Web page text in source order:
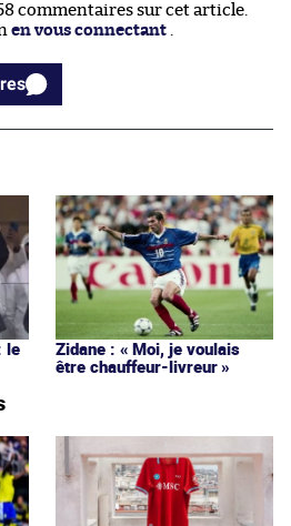
commentaires sur cet article.
en vous connectant
le
Zidane : « Moi, je voulais
être chauffeur-livreur »